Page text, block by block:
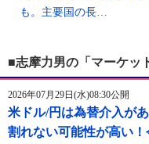
も。主要国の長…
■志摩力男の「マーケッ
2026年07月29日(水)08:30公開
米ドル/円は為替介入が
割れない可能性が高い